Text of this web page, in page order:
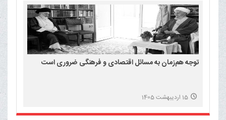
توجه هم‌زمان به مسائل اقتصادی و فرهنگی ضروری است
15 اردیبهشت 1405